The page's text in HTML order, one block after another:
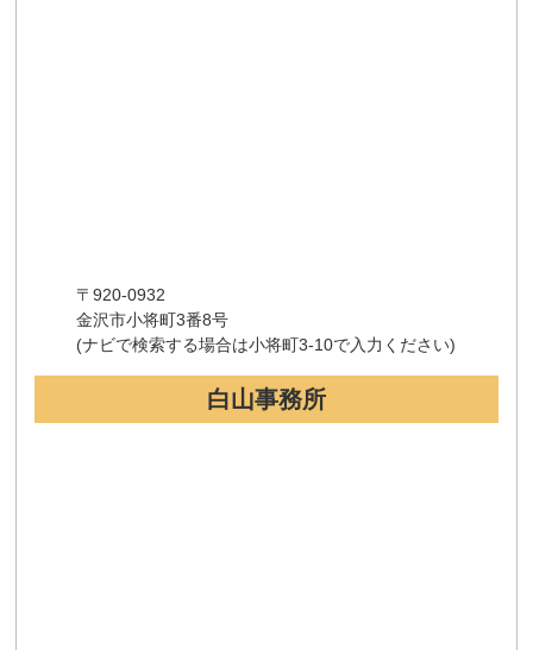
〒920-0932
金沢市小将町3番8号
(ナビで検索する場合は小将町3-10で入力ください)
白山事務所